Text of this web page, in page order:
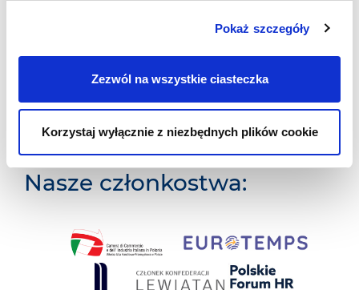
Pokaż szczegóły
Zezwól na wszystkie ciasteczka
Korzystaj wyłącznie z niezbędnych plików cookie
Pracownicy ze znajomością języka
włoskiego
Nasze członkostwa: